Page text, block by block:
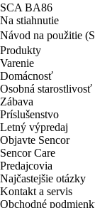
SCA BA86
Na stiahnutie
Návod na použitie
Produkty
Varenie
Domácnosť
Osobná starostlivosť
Zábava
Príslušenstvo
Letný výpredaj
Objavte Sencor
Sencor Care
Predajcovia
Najčastejšie otázky
Kontakt a servis
Obchodné